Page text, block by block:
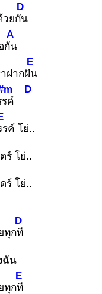
วยกัน
D
กัน
A
าฝากฝัน
E
ค์
D
ค์ โย่..
ดร์ โย่..
ดร์ โย่..
ทุกที
D
ฉัน
ทุกที
E